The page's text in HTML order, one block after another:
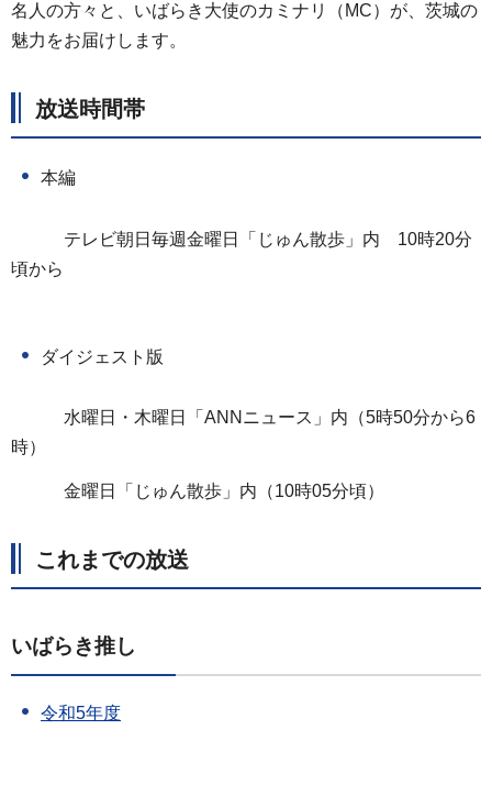
名人の方々と、いばらき大使のカミナリ（MC）が、茨城の
魅力をお届けします。
放送時間帯
本編
テレビ朝日毎週金曜日「じゅん散歩」内 10時20分
頃から
ダイジェスト版
水曜日・木曜日「ANNニュース」内（5時50分から6
時）
金曜日「じゅん散歩」内（10時05分頃）
これまでの放送
いばらき推し
令和5年度